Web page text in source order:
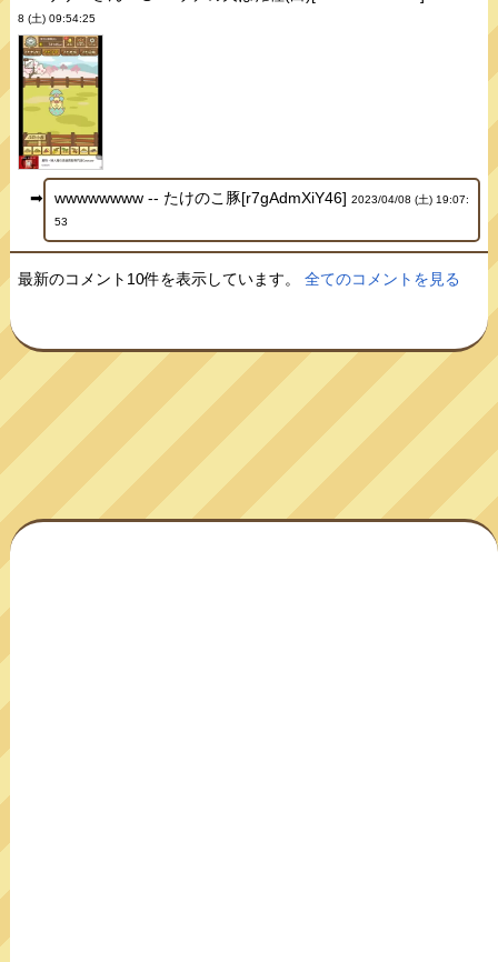
8 (土) 09:54:25
wwwwwwww -- たけのこ豚[r7gAdmXiY46] 2023/04/08 (土) 19:07:
53
最新のコメント10件を表示しています。全てのコメントを見る